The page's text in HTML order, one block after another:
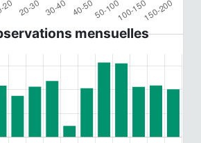
mensuelles